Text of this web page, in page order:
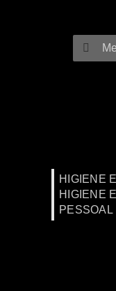
HIGIENE
HIGIENE
PESSOAL